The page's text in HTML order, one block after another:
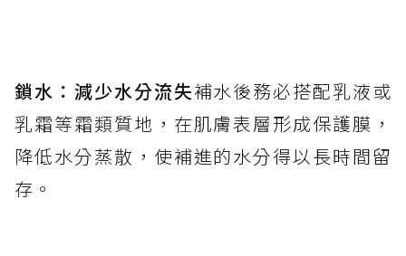
鎖水：減少水分流失補水後務必搭配乳液或
乳霜等霜類質地，在肌膚表層形成保護膜，
降低水分蒸散，使補進的水分得以長時間留
存。